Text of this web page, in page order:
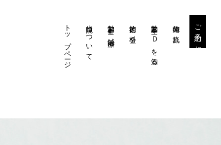
トップページ 当院について 勃起不全と鍼治療 施術と料金 勃起不全・EDを知る 施術の流れ ご予約・ご相談